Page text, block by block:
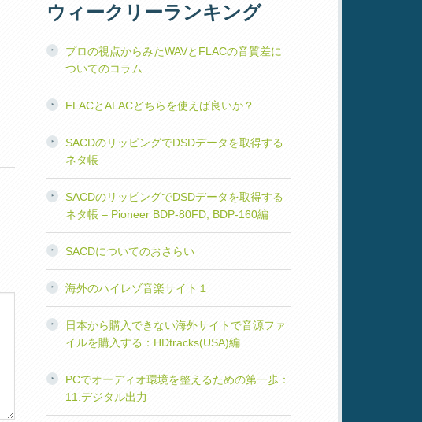
ウィークリーランキング
プロの視点からみたWAVとFLACの音質差に
ついてのコラム
FLACとALACどちらを使えば良いか？
SACDのリッピングでDSDデータを取得する
ネタ帳
SACDのリッピングでDSDデータを取得する
ネタ帳 – Pioneer BDP-80FD, BDP-160編
SACDについてのおさらい
海外のハイレゾ音楽サイト１
日本から購入できない海外サイトで音源ファ
イルを購入する：HDtracks(USA)編
PCでオーディオ環境を整えるための第一歩：
11.デジタル出力